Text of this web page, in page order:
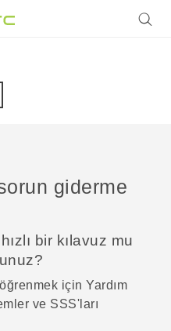
giderme
bir kılavuz mu
için Yardım
ve SSS'ları